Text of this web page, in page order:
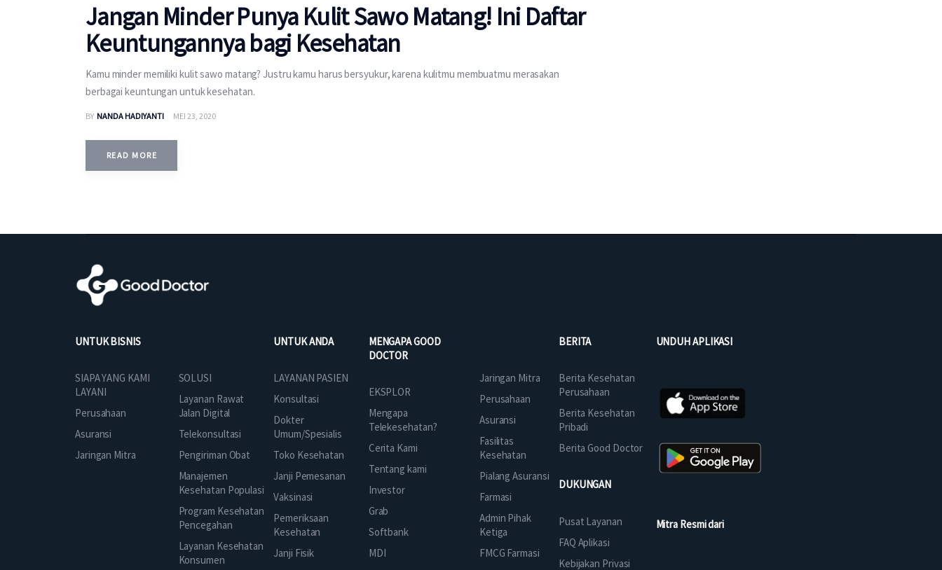
Jangan Minder Punya Kulit Sawo Matang! Ini Daftar
Keuntungannya bagi Kesehatan
Kamu minder memiliki kulit sawo matang? Justru kamu harus bersyukur, karena kulitmu membuatmu merasakan
berbagai keuntungan untuk kesehatan.
BY NANDA HADIYANTI MEI 23, 2020
READ MORE
UNTUK BISNIS
SIAPA YANG KAMI
LAYANI
Perusahaan
Asuransi
Jaringan Mitra
SOLUSI
Layanan Rawat
Jalan Digital
Telekonsultasi
Pengiriman Obat
Manajemen
Kesehatan Populasi
Program Kesehatan
Pencegahan
Layanan Kesehatan
Konsumen
UNTUK ANDA
LAYANAN PASIEN
Konsultasi
Dokter
Umum/Spesialis
Toko Kesehatan
Janji Pemesanan
Vaksinasi
Pemeriksaan
Kesehatan
Janji Fisik
MENGAPA GOOD
DOCTOR
EKSPLOR
Mengapa
Telekesehatan?
Cerita Kami
Tentang kami
Investor
Grab
Softbank
MDI
Jaringan Mitra
Perusahaan
Asuransi
Fasilitas
Kesehatan
Pialang Asuransi
Farmasi
Admin Pihak
Ketiga
FMCG Farmasi
BERITA
Berita Kesehatan
Perusahaan
Berita Kesehatan
Pribadi
Berita Good Doctor
DUKUNGAN
Pusat Layanan
FAQ Aplikasi
Kebijakan Privasi
UNDUH APLIKASI
Mitra Resmi dari